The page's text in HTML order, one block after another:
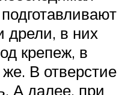
дрели, в них
крепеж, в
В отверстие
А далее, при